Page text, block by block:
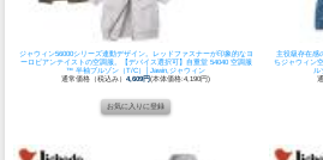
ジャウィン56000シリーズ連動デザイン。レッドファスナーが印象的なヨ
ーロピアンテイストの空調服。
【デバイス選択可】自重堂 54040 空調服
™ 半袖ブルゾン（T/C）│Jawin,ジャウィン
通常価格（税込み）4,609円(本体価格:4,190円)
主役級存在感
ちジャウィン空
ル